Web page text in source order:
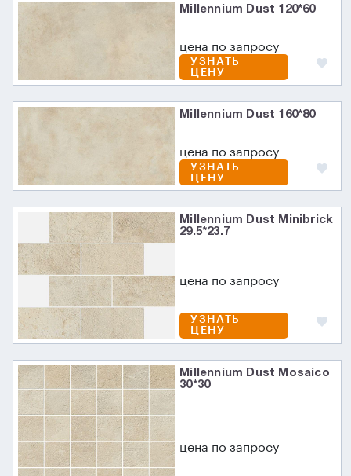
Millennium Dust 120*60
цена по запросу
УЗНАТЬ
ЦЕНУ
Millennium Dust 160*80
цена по запросу
УЗНАТЬ
ЦЕНУ
Millennium Dust Minibrick
29.5*23.7
цена по запросу
УЗНАТЬ
ЦЕНУ
Millennium Dust Mosaico
30*30
цена по запросу